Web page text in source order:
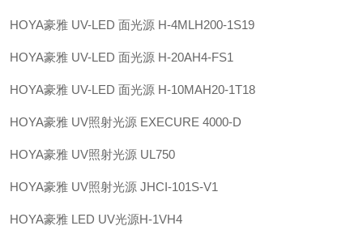
HOYA豪雅 UV-LED 面光源 H-4MLH200-1S19
HOYA豪雅 UV-LED 面光源 H-20AH4-FS1
HOYA豪雅 UV-LED 面光源 H-10MAH20-1T18
HOYA豪雅 UV照射光源 EXECURE 4000-D
HOYA豪雅 UV照射光源 UL750
HOYA豪雅 UV照射光源 JHCI-101S-V1
HOYA豪雅 LED UV光源H-1VH4